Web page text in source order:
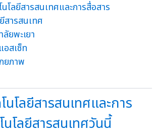
โลยีสารสนเทศและการสื่อสาร
สารสนเทศ
ยพะเยา
อสเซ็ท
ยภาพ
นโลยีสารสนเทศและการ
นโลยีสารสนเทศวันนี้